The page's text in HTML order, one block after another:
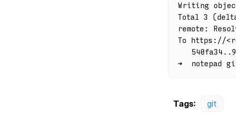
Writing
Total 3
remote:
To https://
➜  notepad
Tags: git